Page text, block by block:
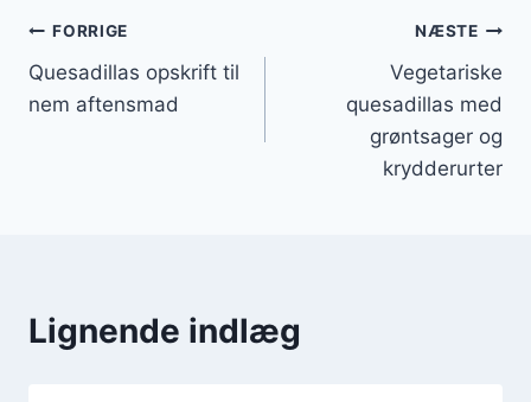
Indlægsnavigation
FORRIGE
Quesadillas opskrift til
nem aftensmad
NÆSTE
Vegetariske
quesadillas med
grøntsager og
krydderurter
Lignende indlæg